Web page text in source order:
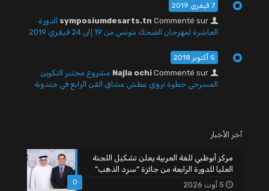
7 فيفري 2019
symposiumdesarts.tn Commenté sur
الدورة
العاشرة لمهرجان الضحك بتونس من 19 إلى 24 فيفري 2019
5 أكتوبر 2018
Najla ochi Commenté sur
مشروع مختبر التكوين
المسرحي خطوة تروي عطش عشاق الفن الرابع في جندوبة
آخر الأخبار
0
مركز أبوظبي للغة العربية يعلن تشكيل اللجنة
العليا للدورة الرابعة من جائزة “سرد الذهب”
5 أوت 2026